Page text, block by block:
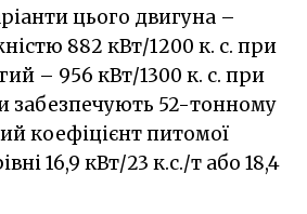
цього двигуна –
882 кВт/1200 к. с. при
– 956 кВт/1300 к. с. при
забезпечують 52-тонному
коефіцієнт питомої
16,9 кВт/23 к.с./т або 18,4